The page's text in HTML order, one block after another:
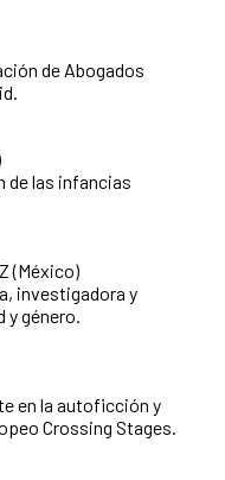
de Abogados
las infancias
(México)
investigadora y
y género.
en la autoficción y
Crossing Stages.